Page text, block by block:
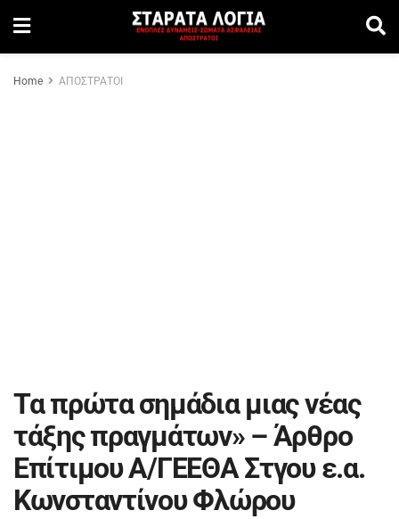
Home ΑΠΟΣΤΡΑΤΟΙ
Τα πρώτα σημάδια μιας νέας
τάξης πραγμάτων» – Άρθρο
Επίτιμου Α/ΓΕΕΘΑ Στγου ε.α.
Κωνσταντίνου Φλώρου